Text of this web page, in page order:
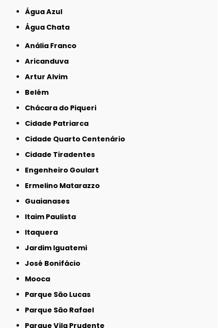
Água Azul
Água Chata
Anália Franco
Aricanduva
Artur Alvim
Belém
Chácara do Piqueri
Cidade Patriarca
Cidade Quarto Centenário
Cidade Tiradentes
Engenheiro Goulart
Ermelino Matarazzo
Guaianases
Itaim Paulista
Itaquera
Jardim Iguatemi
José Bonifácio
Mooca
Parque São Lucas
Parque São Rafael
Parque Vila Prudente